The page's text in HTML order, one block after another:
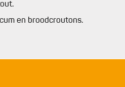
en broodcroutons.